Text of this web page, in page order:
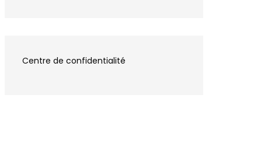
Centre de confidentialité